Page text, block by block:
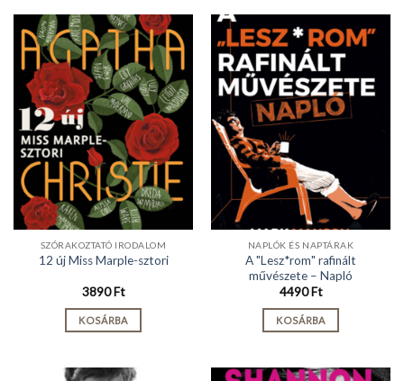
SZÓRAKOZTATÓ IRODALOM
12 új Miss Marple-sztori
3890Ft
KOSÁRBA
NAPLÓK ÉS NAPTÁRAK
A "Lesz*rom" rafinált
művészete – Napló
4490Ft
KOSÁRBA